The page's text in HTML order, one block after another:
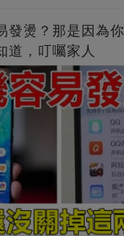
發燙？那是因為
道，叮囑家人